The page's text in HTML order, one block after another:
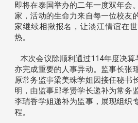
即将在泰国举办的二年一度双年会
家，活动的生命力来自每一位校友
家继续相揪报名，让淡江情谊在
热。
本次会议除顺利通过114年度决算
亦完成重要的人事异动。监事长张
原常务监事梁美珠学姐因接任秘书
明，由监事邱孝贤学长递补为常务
李瑞香学姐递补为监事，展现组织
程。